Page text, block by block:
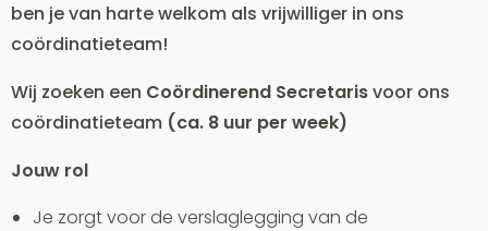
ben je van harte welkom als vrijwilliger in ons
coördinatieteam!
Wij zoeken een Coördinerend Secretarisvoor ons
coördinatieteam (ca. 8 uur per week)
Jouw rol
Je zorgt voor de verslaglegging van de